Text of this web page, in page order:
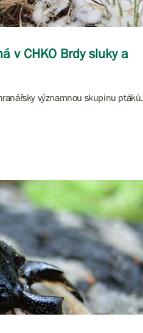
v CHKO Brdy sluky a
významnou skupinu ptáků.